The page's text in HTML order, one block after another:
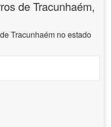
de Tracunhaém,
Tracunhaém no estado